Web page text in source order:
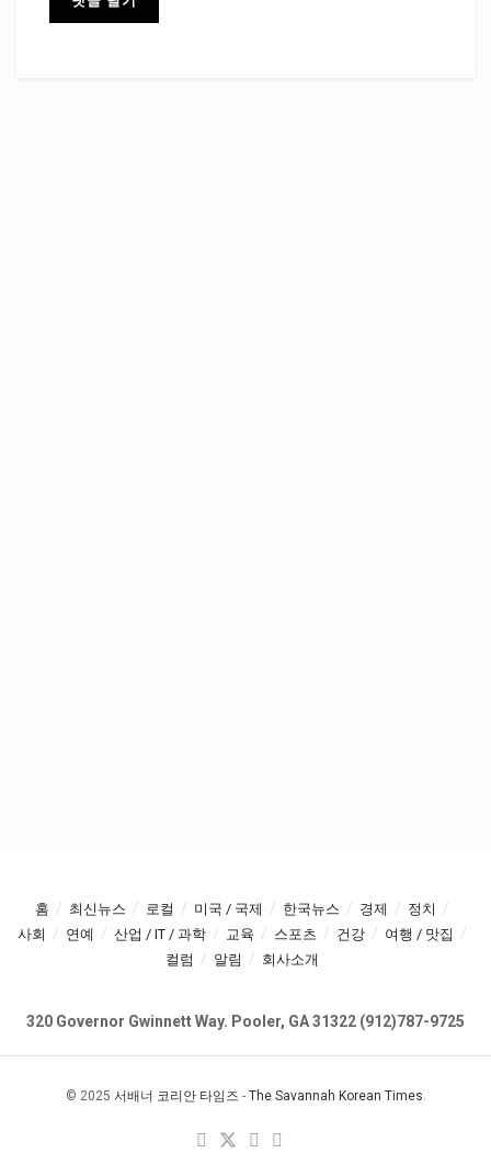
홈 최신뉴스 로컬 미국 / 국제 한국뉴스 경제
정치
사회
연예 산업 / IT / 과학 교육 스포츠 건강
여행 / 맛집
컬럼
알림 회사소개
320 Governor Gwinnett Way. Pooler, GA 31322 (912)787-9725
© 2025 서배너 코리안 타임즈 - The Savannah Korean Times